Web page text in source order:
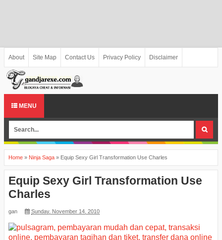
About Site Map Contact Us Privacy Policy Disclaimer
MENU
Home » Ninja Saga » Equip Sexy Girl Transformation Use Charles
Equip Sexy Girl Transformation Use
Charles
gan Sunday, November 14, 2010